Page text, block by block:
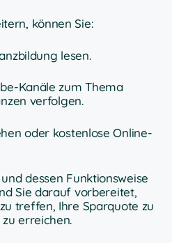
können Sie:
lesen.
Kanäle zum Thema
verfolgen.
oder kostenlose Online-
dessen Funktionsweise
Sie darauf vorbereitet,
treffen, Ihre Sparquote zu
erreichen.